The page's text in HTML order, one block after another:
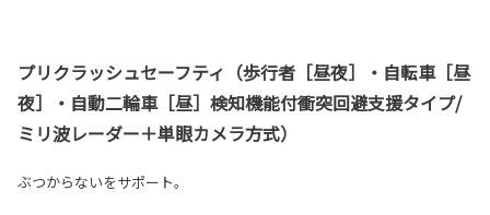
プリクラッシュセーフティ（歩行者［昼夜］・自転車［昼
夜］・自動二輪車［昼］検知機能付衝突回避支援タイプ/
ミリ波レーダー＋単眼カメラ方式）
ぶつからないをサポート。